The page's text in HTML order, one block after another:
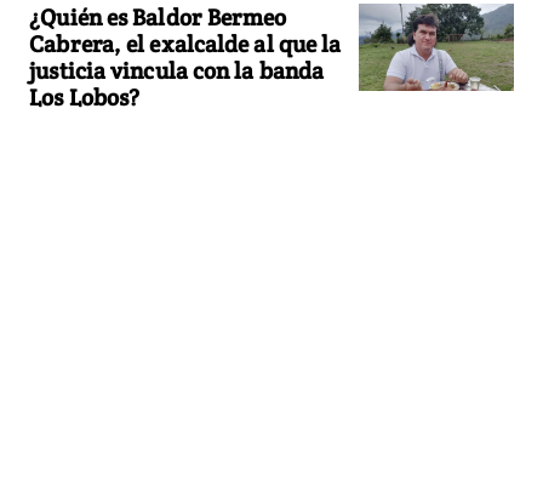
¿Quién es Baldor Bermeo
Cabrera, el exalcalde al que la
justicia vincula con la banda
Los Lobos?